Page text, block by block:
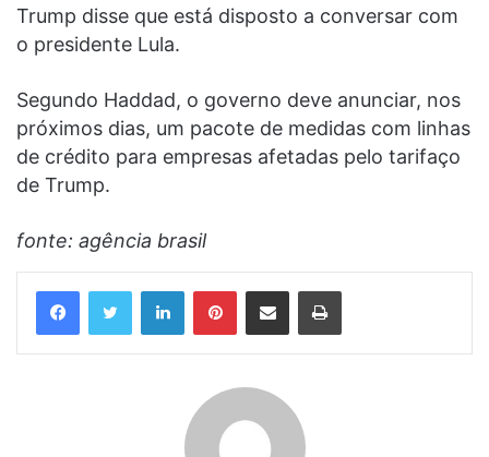
Trump disse que está disposto a conversar com
o presidente Lula.
Segundo Haddad, o governo deve anunciar, nos
próximos dias, um pacote de medidas com linhas
de crédito para empresas afetadas pelo tarifaço
de Trump.
fonte: agência brasil
LinkedinPinterestCompartilhar via e-mail Imprimir